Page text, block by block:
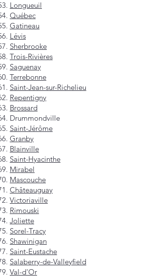
Longueuil
Québec
Gatineau
Lévis
Sherbrooke
Trois-Rivières
Saguenay
Terrebonne
Saint-Jean-sur-Richelieu
Repentigny
Brossard
Drummondville
Saint-Jérôme
Granby
Blainville
Saint-Hyacinthe
Mirabel
Mascouche
Châteauguay
Victoriaville
Rimouski
Joliette
Sorel-Tracy
Shawinigan
Saint-Eustache
Salaberry-de-Valleyfield
Val-d'Or